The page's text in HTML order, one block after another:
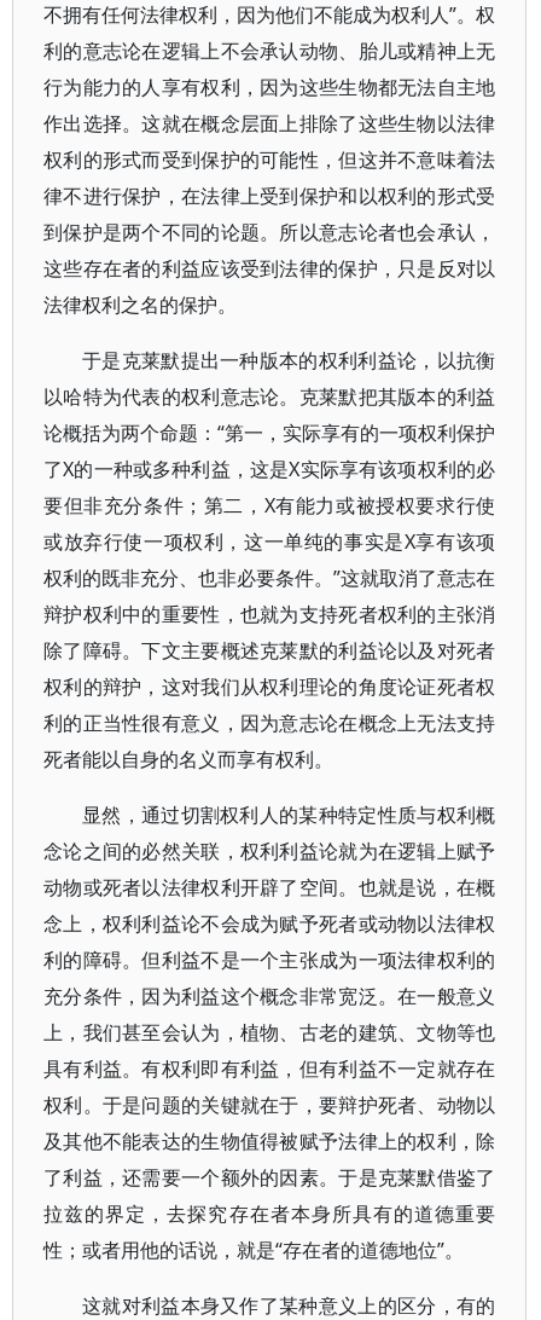
不拥有任何法律权利，因为他们不能成为权利人”。权
利的意志论在逻辑上不会承认动物、胎儿或精神上无
行为能力的人享有权利，因为这些生物都无法自主地
作出选择。这就在概念层面上排除了这些生物以法律
权利的形式而受到保护的可能性，但这并不意味着法
律不进行保护，在法律上受到保护和以权利的形式受
到保护是两个不同的论题。所以意志论者也会承认，
这些存在者的利益应该受到法律的保护，只是反对以
法律权利之名的保护。
于是克莱默提出一种版本的权利利益论，以抗衡
以哈特为代表的权利意志论。克莱默把其版本的利益
论概括为两个命题：“第一，实际享有的一项权利保护
了X的一种或多种利益，这是X实际享有该项权利的必
要但非充分条件；第二，X有能力或被授权要求行使
或放弃行使一项权利，这一单纯的事实是X享有该项
权利的既非充分、也非必要条件。”这就取消了意志在
辩护权利中的重要性，也就为支持死者权利的主张消
除了障碍。下文主要概述克莱默的利益论以及对死者
权利的辩护，这对我们从权利理论的角度论证死者权
利的正当性很有意义，因为意志论在概念上无法支持
死者能以自身的名义而享有权利。
显然，通过切割权利人的某种特定性质与权利概
念论之间的必然关联，权利利益论就为在逻辑上赋予
动物或死者以法律权利开辟了空间。也就是说，在概
念上，权利利益论不会成为赋予死者或动物以法律权
利的障碍。但利益不是一个主张成为一项法律权利的
充分条件，因为利益这个概念非常宽泛。在一般意义
上，我们甚至会认为，植物、古老的建筑、文物等也
具有利益。有权利即有利益，但有利益不一定就存在
权利。于是问题的关键就在于，要辩护死者、动物以
及其他不能表达的生物值得被赋予法律上的权利，除
了利益，还需要一个额外的因素。于是克莱默借鉴了
拉兹的界定，去探究存在者本身所具有的道德重要
性；或者用他的话说，就是“存在者的道德地位”。
这就对利益本身又作了某种意义上的区分，有的